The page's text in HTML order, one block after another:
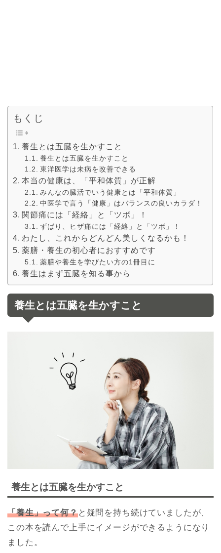
もくじ
養生とは五臓を生かすこと
養生とは五臓を生かすこと
東洋医学は未病を改善できる
本当の健康は、「平和体質」が正解
みんなの臓活でいう健康とは「平和体質」
中医学で言う「健康」はバランスの良いカラダ！
関節痛には「経絡」と「ツボ」！
ずばり、ヒザ痛には「経絡」と「ツボ」！
わたし、これからどんどん美しくなるかも！
薬膳・養生の初心者におすすめです
薬膳や養生を学びたい方の1冊目に
養生はまず五臓を知る事から
養生とは五臓を生かすこと
養生とは五臓を生かすこと
「養生」って何？と疑問を持ち続けていましたが、
この本を読んで上手にイメージができるようになり
ました。